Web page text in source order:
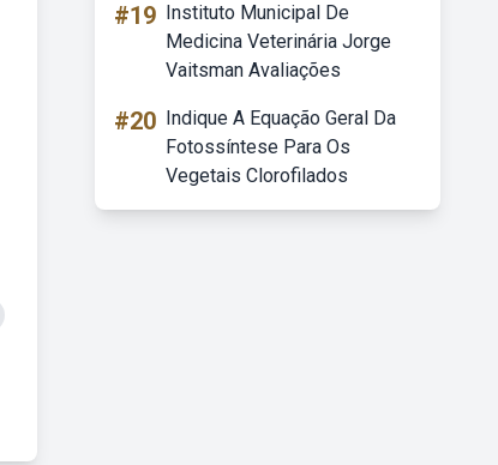
#19 Instituto Municipal De
Medicina Veterinária Jorge
Vaitsman Avaliações
#20 Indique A Equação Geral Da
Fotossíntese Para Os
Vegetais Clorofilados